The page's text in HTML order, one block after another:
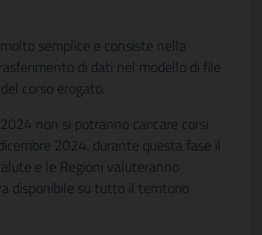
semplice e consiste nella
di dati nel modello di file
corso erogato.
non si potranno caricare corsi
2024. durante questa fase il
e le Regioni valuteranno
disponibile su tutto il territorio